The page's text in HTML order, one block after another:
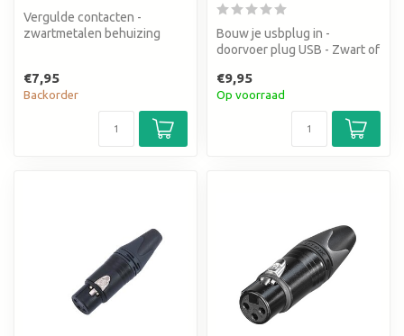
Vergulde contacten -
zwartmetalen behuizing
€7,95
Backorder
Bouw je usbplug in -
doorvoer plug USB - Zwart of
€9,95
Op voorraad